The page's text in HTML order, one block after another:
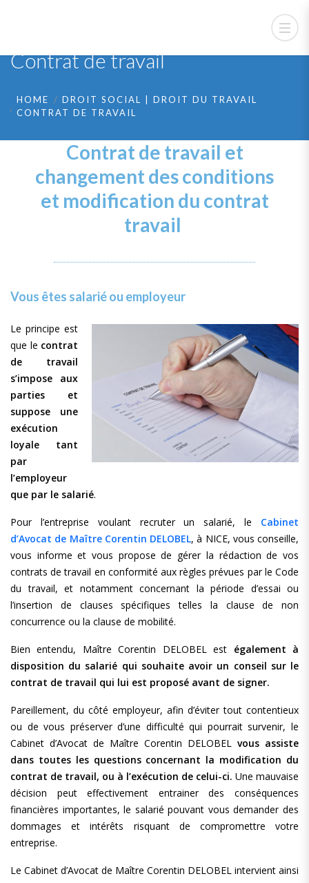
Contrat de travail
HOME
DROIT SOCIAL | DROIT DU TRAVAIL
CONTRAT DE TRAVAIL
Contrat de travail et
changement des conditions
et modification du contrat
travail
Vous êtes salarié ou employeur
Le principe est
que le contrat
de travail
s’impose aux
parties et
suppose une
exécution
loyale tant
par
l’employeur
que par le salarié.
Pour l’entreprise voulant recruter un salarié, le Cabinet
d’Avocat de Maître Corentin DELOBEL, à NICE, vous conseille,
vous informe et vous propose de gérer la rédaction de vos
contrats de travail en conformité aux règles prévues par le Code
du travail, et notamment concernant la période d’essai ou
l’insertion de clauses spécifiques telles la clause de non
concurrence ou la clause de mobilité.
Bien entendu, Maître Corentin DELOBEL est également à
disposition du salarié qui souhaite avoir un conseil sur le
contrat de travail qui lui est proposé avant de signer.
Pareillement, du côté employeur, afin d’éviter tout contentieux
ou de vous préserver d’une difficulté qui pourrait survenir, le
Cabinet d’Avocat de Maître Corentin DELOBEL vous assiste
dans toutes les questions concernant la modification du
contrat de travail, ou à l’exécution de celui-ci. Une mauvaise
décision peut effectivement entrainer des conséquences
financières importantes, le salarié pouvant vous demander des
dommages et intérêts risquant de compromettre votre
entreprise.
Le Cabinet d’Avocat de Maître Corentin DELOBEL intervient ainsi